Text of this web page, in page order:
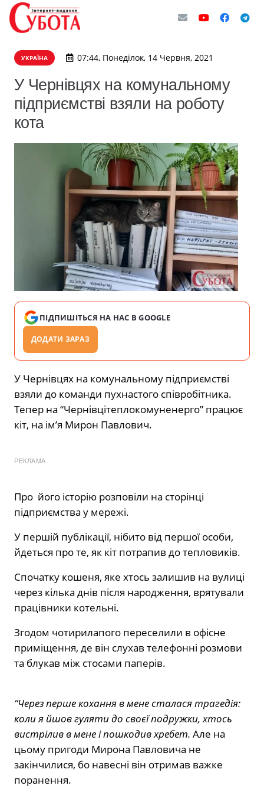
УКРАЇНА 07:44, Понеділок, 14 Червня, 2021
У Чернівцях на комунальному
підприємстві взяли на роботу
кота
ПІДПИШІТЬСЯ НА НАС В GOOGLE
ДОДАТИ ЗАРАЗ
У Чернівцях на комунальному підприємстві
взяли до команди пухнастого співробітника.
Тепер на “Чернівцітеплокомуненерго” працює
кіт, на ім’я Мирон Павлович.
РЕКЛАМА
Про його історію розповіли на сторінці
підприємства у мережі.
У першій публікації, нібито від першої особи,
йдеться про те, як кіт потрапив до тепловиків.
Спочатку кошеня, яке хтось залишив на вулиці
через кілька днів після народження, врятували
працівники котельні.
Згодом чотирилапого переселили в офісне
приміщення, де він слухав телефонні розмови
та блукав між стосами паперів.
“Через перше кохання в мене сталася трагедія:
коли я йшов гуляти до своєї подружки, хтось
вистрілив в мене і пошкодив хребет. Але на
цьому пригоди Мирона Павловича не
закінчилися, бо навесні він отримав важке
поранення.